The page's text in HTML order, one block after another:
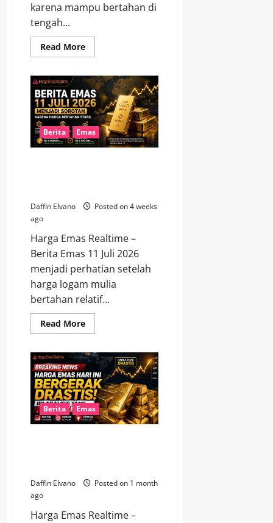
karena mampu bertahan di
tengah...
Read MoreRead
more
Emas
11
Juli
2026
Tetap
Bersinar
di
Tengah
Perubahan
Berita Emas
Daffin Elvano
Posted on 4 weeks
ago
Harga Emas Realtime –
Berita Emas 11 Juli 2026
menjadi perhatian setelah
harga logam mulia
bertahan relatif...
Read MoreRead
more
Emas
11
Juli
2026
Menjadi
Sorotan
karena
Harga
Bertahan
Berita Emas
Daffin Elvano
Posted on 1 month
ago
Harga Emas Realtime –